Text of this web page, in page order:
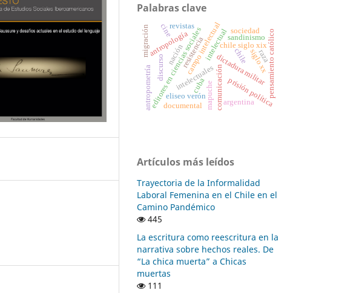
Palabras clave
intelectuales
editores en ciencias sociales comunicación
eliseo verón
intelectual
prisión política
dictadura militar
resistencia
campo intelectualchile siglo xix
siglo xx
chile raza
antropometría
antropología
mapuche pensamiento católico
revistas
nación
cuba
sandinismo
discurso
cine
migración sociedad
documental argentina
Artículos más leídos
Trayectoria de la Informalidad
Laboral Femenina en el Chile en el
Camino Pandémico
445
La escritura como reescritura en la
narrativa sobre hechos reales. De
“La chica muerta” a Chicas
muertas
111